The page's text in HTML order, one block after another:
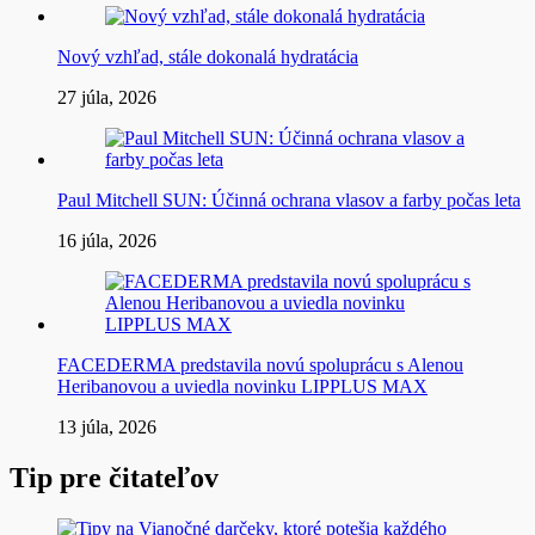
Nový vzhľad, stále dokonalá hydratácia
27 júla, 2026
Paul Mitchell SUN: Účinná ochrana vlasov a farby počas leta
16 júla, 2026
FACEDERMA predstavila novú spoluprácu s Alenou
Heribanovou a uviedla novinku LIPPLUS MAX
13 júla, 2026
Tip pre čitateľov